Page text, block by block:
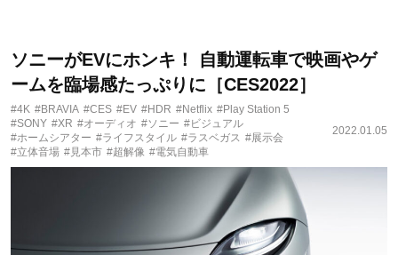
ソニーがEVにホンキ！ 自動運転車で映画やゲ
ームを臨場感たっぷりに［CES2022］
#4K #BRAVIA #CES #EV #HDR #Netflix #Play Station 5
#SONY #XR #オーディオ #ソニー #ビジュアル
#ホームシアター #ライフスタイル #ラスベガス #展示会
#立体音場 #見本市 #超解像 #電気自動車
2022.01.05